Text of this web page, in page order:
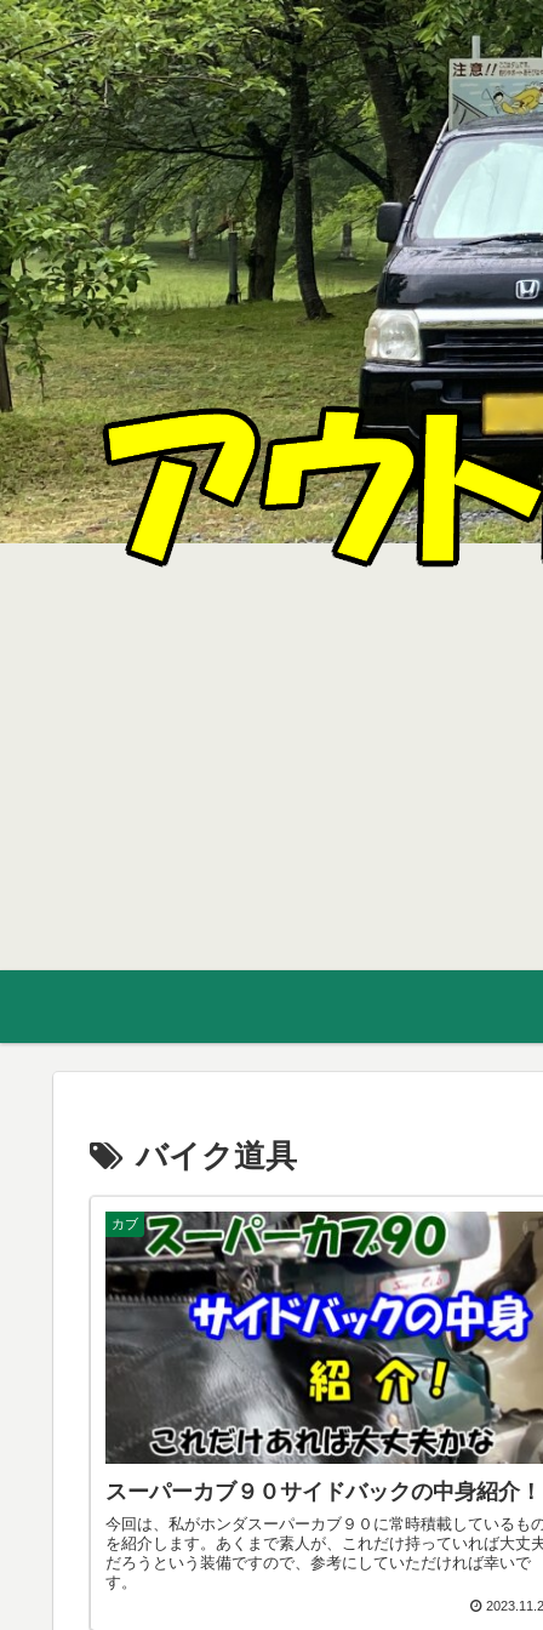
バイク道具
カブ
スーパーカブ９０サイドバックの中身紹介！
今回は、私がホンダスーパーカブ９０に常時積載しているも
を紹介します。あくまで素人が、これだけ持っていれば大丈
だろうという装備ですので、参考にしていただければ幸いで
す。